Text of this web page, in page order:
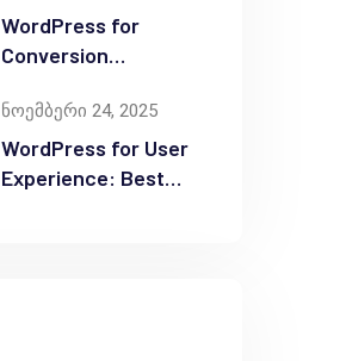
WordPress for
Conversion
ნოემბერი 24, 2025
WordPress for User
Experience: Best